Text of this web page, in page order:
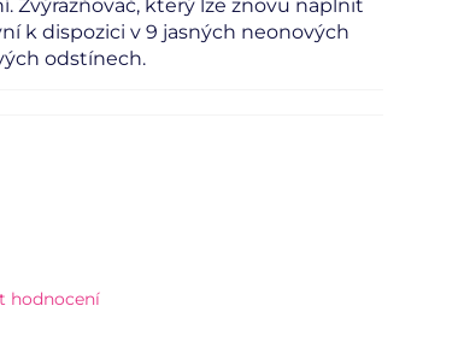
Zvýrazňovač, který lze znovu naplnit
k dispozici v 9 jasných neonových
odstínech.
hodnocení